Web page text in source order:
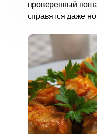
проверенный
справятся даже